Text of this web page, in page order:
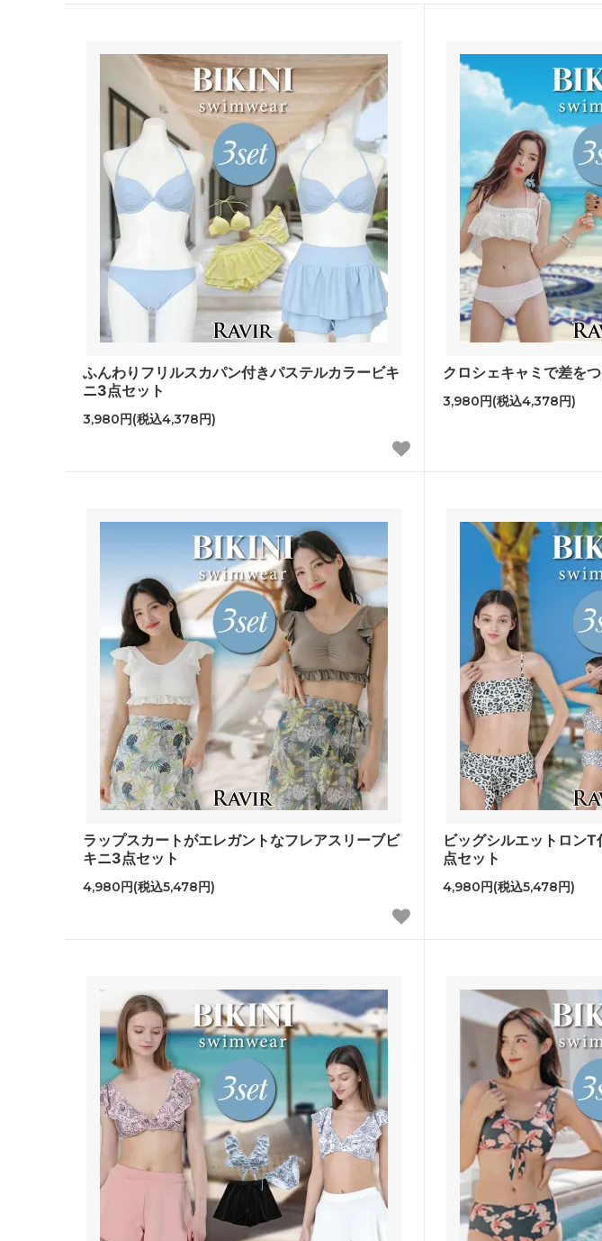
ふんわりフリルスカパン付きパステルカラービキ
ニ3点セット
3,980円(税込4,378円)
クロシェキャミで差を
3,980円(税込4,378円)
ラップスカートがエレガントなフレアスリーブビ
キニ3点セット
4,980円(税込5,478円)
ビッグシルエットロン
点セット
4,980円(税込5,478円)